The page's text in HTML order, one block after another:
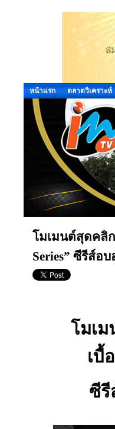
หน้าแรก ตลาดวิเคราะห์
โมเมนต์สุดคลิก
Series” ซีรีส์อ
โมเ
เบื้
ซีรี